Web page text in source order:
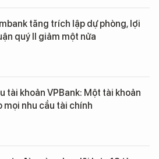
tăng trích lập dự phòng, lợi
quý II giảm một nửa
tài khoản VPBank: Một tài khoản
mọi nhu cầu tài chính